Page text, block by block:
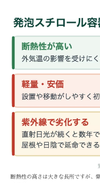
断熱性の高さは大きな長所ですが、